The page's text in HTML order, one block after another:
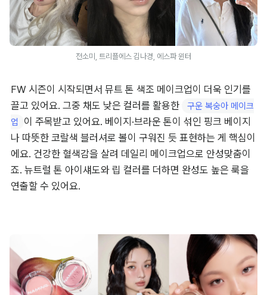
전소미, 트리플에스 김나경, 에스파 윈터
FW 시즌이 시작되면서 뮤트 톤 색조 메이크업이 더욱 인기를
끌고 있어요. 그중 채도 낮은 컬러를 활용한
구운 복숭아 메이크
업
이 주목받고 있어요. 베이지·브라운 톤이 섞인 핑크 베이지
나 따뜻한 코랄색 블러셔로 볼이 구워진 듯 표현하는 게 핵심이
에요. 건강한 혈색감을 살려 데일리 메이크업으로 안성맞춤이
죠. 뉴트럴 톤 아이섀도와 립 컬러를 더하면 완성도 높은 룩을
연출할 수 있어요.